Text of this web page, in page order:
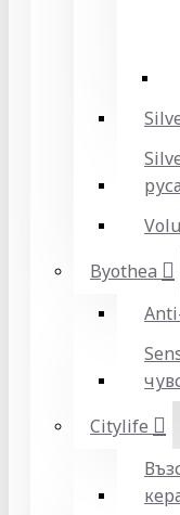
Byothea
Citylife